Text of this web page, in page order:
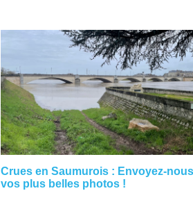
Crues en Saumurois : Envoyez-nous
vos plus belles photos !